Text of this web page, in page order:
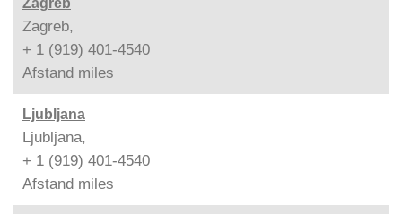
Zagreb,
+ 1 (919) 401-4540
Afstand miles
Ljubljana
Ljubljana,
+ 1 (919) 401-4540
Afstand miles